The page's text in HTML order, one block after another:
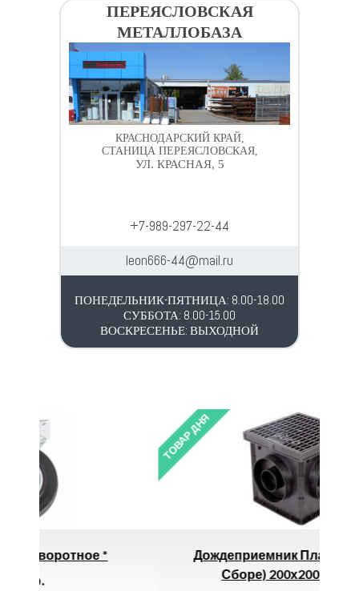
ПЕРЕЯСЛОВСКАЯ
МЕТАЛЛОБАЗА
КРАСНОДАРСКИЙ КРАЙ,
СТАНИЦА ПЕРЕЯСЛОВСКАЯ,
УЛ. КРАСНАЯ, 5
+7-989-297-22-44
leon666-44@mail.ru
ПОНЕДЕЛЬНИК-ПЯТНИЦА: 8.00-18.00
СУББОТА: 8.00-15.00
ВОСКРЕСЕНЬЕ: ВЫХОДНОЙ
Дождеприемник Пластиковый (в
Сборе) 200х200 Gidrolica